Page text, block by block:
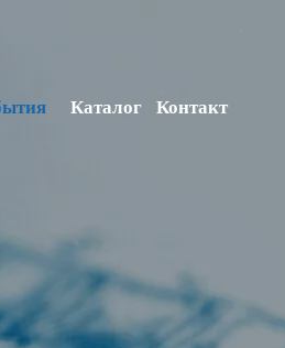
Каталог Контакт